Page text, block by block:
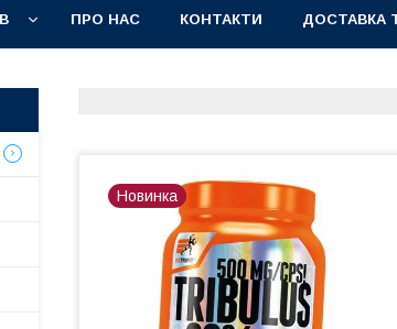
ПРО НАС КОНТАКТИ ДОСТАВКА
Новинка